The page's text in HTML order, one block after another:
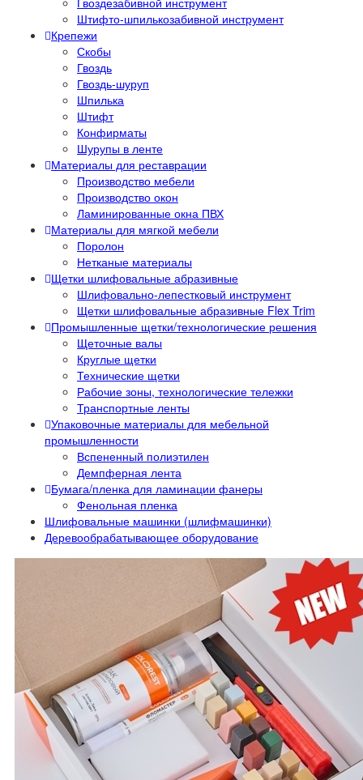
Штифто-шпилькозабивной инструмент
Крепежи
Скобы
Гвоздь
Гвоздь-шуруп
Шпилька
Штифт
Конфирматы
Шурупы в ленте
Материалы для реставрации
Производство мебели
Производство окон
Ламинированные окна ПВХ
Материалы для мягкой мебели
Поролон
Нетканые материалы
Щетки шлифовальные абразивные
Шлифовально-лепестковый инструмент
Щетки шлифовальные абразивные Flex Trim
Промышленные щетки/технологические решения
Щеточные валы
Круглые щетки
Технические щетки
Рабочие зоны, технологические тележки
Транспортные ленты
Упаковочные материалы для мебельной
промышленности
Вспененный полиэтилен
Демпферная лента
Бумага/пленка для ламинации фанеры
Фенольная пленка
Шлифовальные машинки (шлифмашинки)
Деревообрабатывающее оборудование